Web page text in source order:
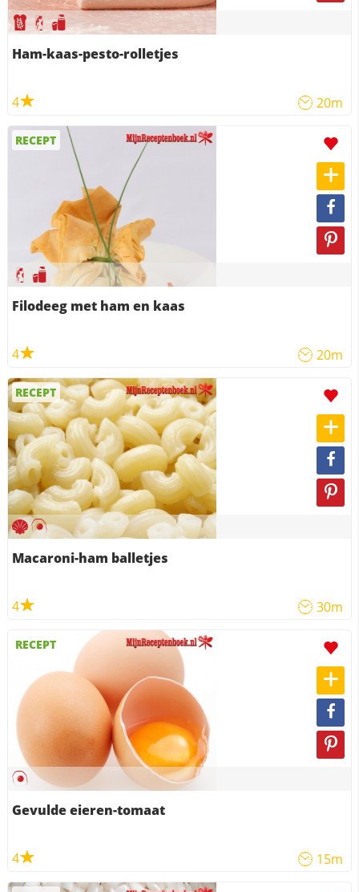
Ham-kaas-pesto-rolletjes
4 20m
RECEPT
Filodeeg met ham en kaas
4 20m
RECEPT
Macaroni-ham balletjes
4 30m
RECEPT
Gevulde eieren-tomaat
4 15m